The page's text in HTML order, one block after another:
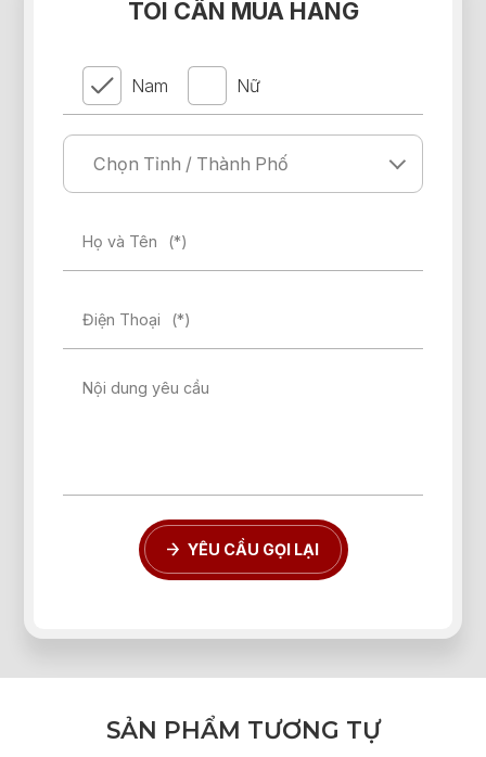
TÔI CẦN MUA HÀNG
Nam Nữ
Họ và Tên (*)
Điện Thoại (*)
Nội dung yêu cầu
YÊU CẦU GỌI LẠI
SẢN PHẨM TƯƠNG TỰ
Quên mật khẩu?